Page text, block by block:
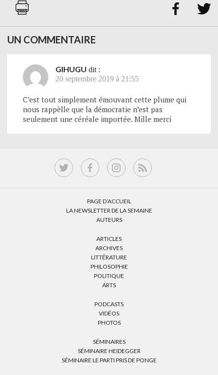
 
UN COMMENTAIRE
GIHUGU dit :
20 septembre 2019 à 21:55
C’est tout simplement émouvant cette plume qui
nous rappèlle que la démocratie n’est pas
seulement une céréale importée. Mille merci
PAGE D’ACCUEIL
LA NEWSLETTER DE LA SEMAINE
AUTEURS
ARTICLES
ARCHIVES
LITTÉRATURE
PHILOSOPHIE
POLITIQUE
ARTS
PODCASTS
VIDÉOS
PHOTOS
SÉMINAIRES
SÉMINAIRE HEIDEGGER
SÉMINAIRE LE PARTI PRIS DE PONGE